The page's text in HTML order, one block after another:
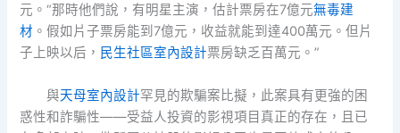
元。“那時他們說，有明星主演，估計票房在7億元無毒建
材 。假如片子票房能到7億元，收益就能到達400萬元。但片
子上映以后， 民生社區室內設計票房缺乏百萬元。”
與天母室內設計罕見的欺騙案比擬，此案具有更強的困
惑性和詐騙性——受益人投資的影視項目真正的存在，且已